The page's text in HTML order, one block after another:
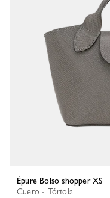
Épure Bolso shopper XS
Cuero - Tórtola